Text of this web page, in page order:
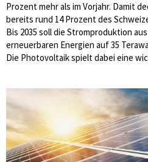
Prozent mehr als im Vorjahr. Damit
bereits rund 14 Prozent des
Bis 2035 soll die Stromproduktion
erneuerbaren Energien auf 35
Die Photovoltaik spielt dabei eine